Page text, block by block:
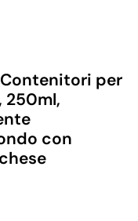
per
250ml,
con